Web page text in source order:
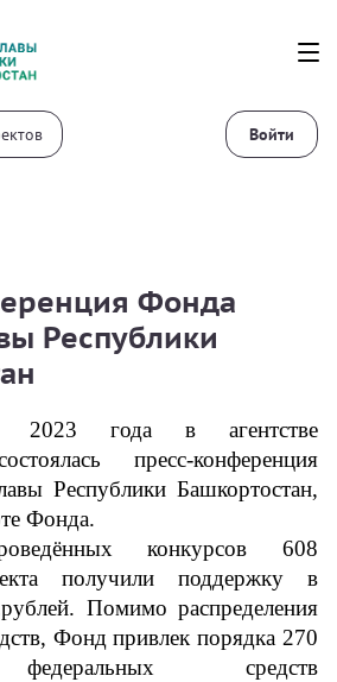
Войти
Фонда
Республики
2023 года в агентстве
пресс-конференция
Республики Башкортостан,
Фонда.
конкурсов 608
получили поддержку в
Помимо распределения
Фонд привлек порядка 270
средств